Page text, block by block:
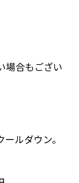
場合もござい
ルダウン。